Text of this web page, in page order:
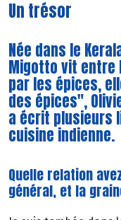
Un trésor
Née dans le
Migotto vit entre
par les épices,
des épices",
a écrit plusieurs
cuisine indienne.
Quelle relation
général, et la